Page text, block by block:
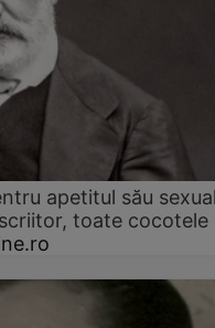
apetitul său
toate cocotele